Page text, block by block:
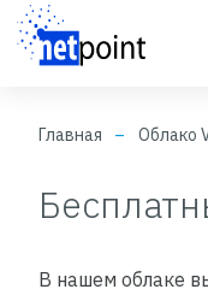
Главная Облако
В нашем облаке